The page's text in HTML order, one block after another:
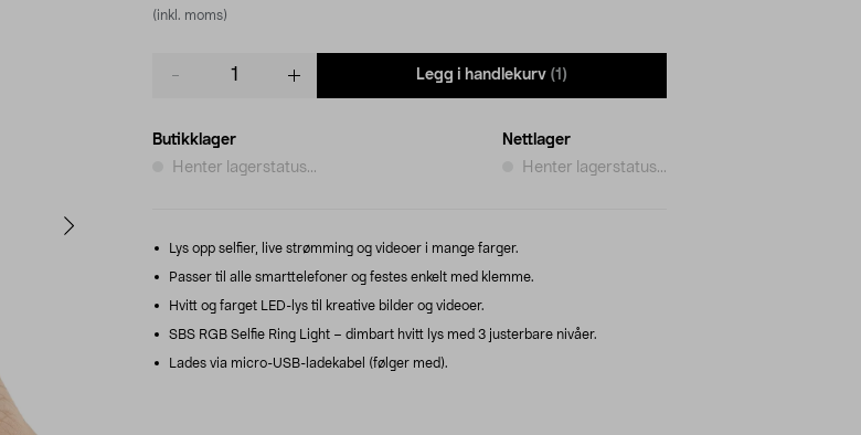
(inkl. moms)
Legg i handlekurv (1)
Butikklager
Henter lagerstatus...
Nettlager
Henter lagerstatus...
Lys opp selfier, live strømming og videoer i mange farger.
Passer til alle smarttelefoner og festes enkelt med klemme.
Hvitt og farget LED-lys til kreative bilder og videoer.
SBS RGB Selfie Ring Light – dimbart hvitt lys med 3 justerbare nivåer.
Lades via micro-USB-ladekabel (følger med).